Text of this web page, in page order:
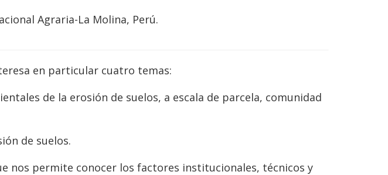
Agraria-La Molina, Perú.
en particular cuatro temas:
de la erosión de suelos, a escala de parcela, comunidad
de suelos.
nos permite conocer los factores institucionales, técnicos y